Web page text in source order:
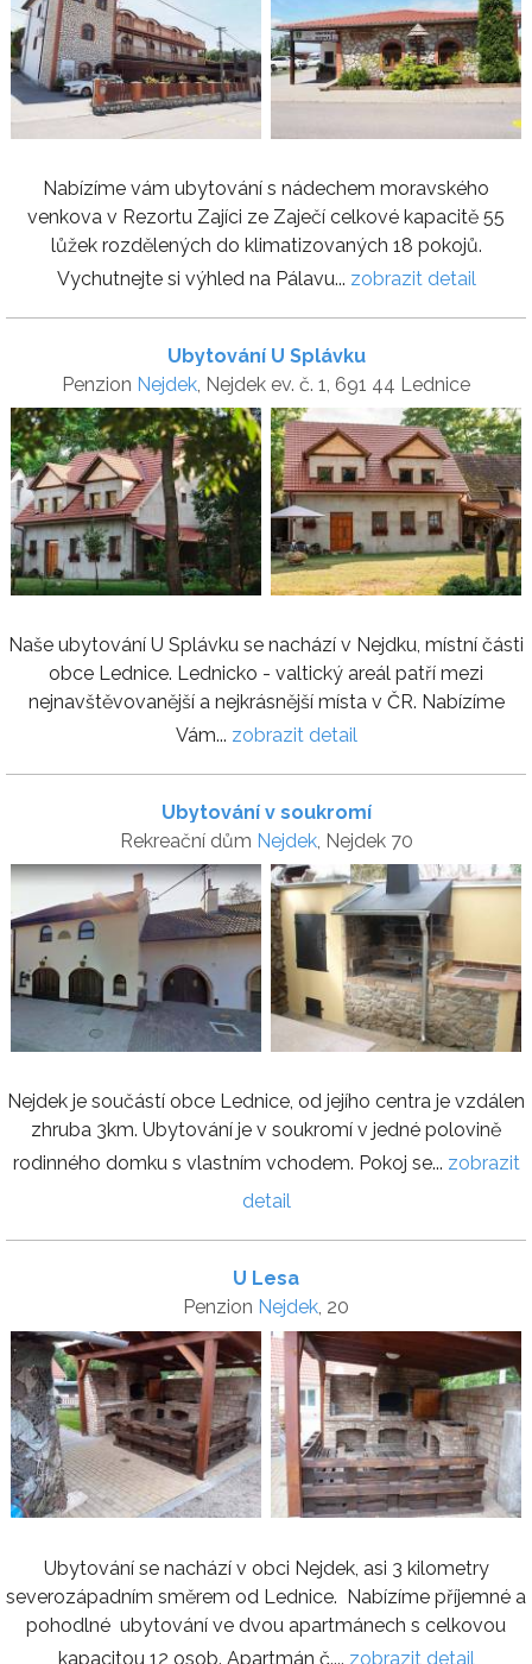
Nabízíme vám ubytování s nádechem moravského
venkova v Rezortu Zajíci ze Zaječí celkové kapacitě 55
lůžek rozdělených do klimatizovaných 18 pokojů.
Vychutnejte si výhled na Pálavu... zobrazit detail
Ubytování U Splávku
Penzion Nejdek, Nejdek ev. č. 1, 691 44 Lednice
Naše ubytování U Splávku se nachází v Nejdku, místní části
obce Lednice. Lednicko - valtický areál patří mezi
nejnavštěvovanější a nejkrásnější místa v ČR. Nabízíme
Vám... zobrazit detail
Ubytování v soukromí
Rekreační dům Nejdek, Nejdek 70
Nejdek je součástí obce Lednice, od jejího centra je vzdálen
zhruba 3km. Ubytování je v soukromí v jedné polovině
rodinného domku s vlastním vchodem. Pokoj se... zobrazit
detail
U Lesa
Penzion Nejdek, 20
Ubytování se nachází v obci Nejdek, asi 3 kilometry
severozápadním směrem od Lednice. Nabízíme příjemné a
pohodlné ubytování ve dvou apartmánech s celkovou
kapacitou 12 osob. Apartmán č.... zobrazit detail